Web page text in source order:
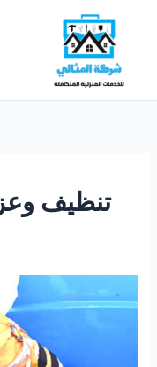
المحتوى
تنظيف